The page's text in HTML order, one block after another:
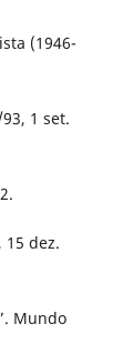
(1946-
1 set.
15 dez.
Mundo